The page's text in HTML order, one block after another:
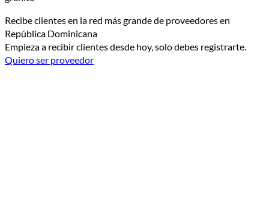
Recibe clientes en la red más grande de proveedores en
República Dominicana
Empieza a recibir clientes desde hoy, solo debes registrarte.
Quiero ser proveedor